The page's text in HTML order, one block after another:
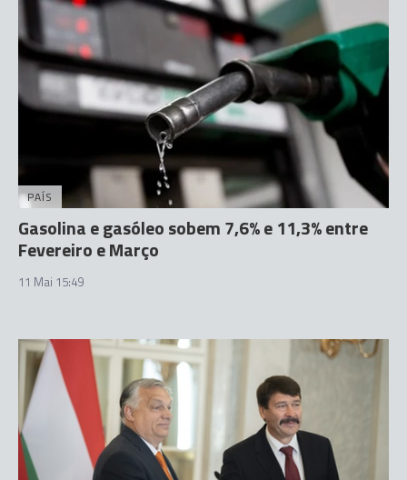
PAÍS
Gasolina e gasóleo sobem 7,6% e 11,3% entre
Fevereiro e Março
11 Mai 15:49